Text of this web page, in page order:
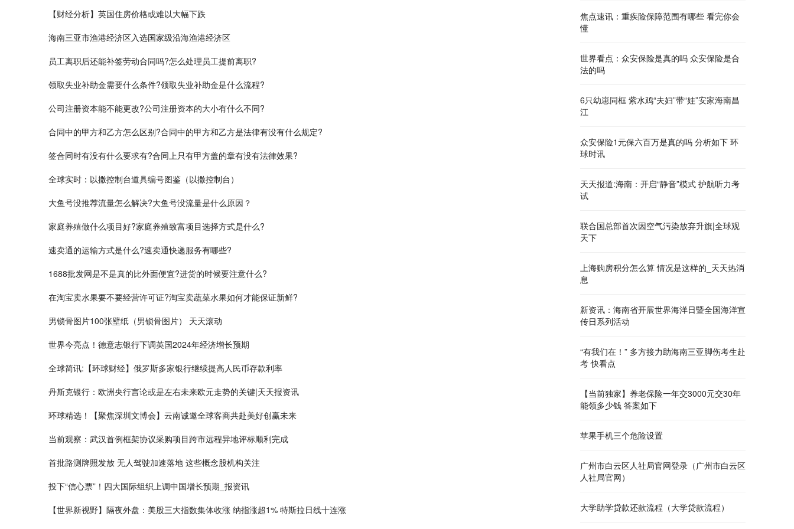
【财经分析】英国住房价格或难以大幅下跌
海南三亚市渔港经济区入选国家级沿海渔港经济区
员工离职后还能补签劳动合同吗?怎么处理员工提前离职?
领取失业补助金需要什么条件?领取失业补助金是什么流程?
公司注册资本能不能更改?公司注册资本的大小有什么不同?
合同中的甲方和乙方怎么区别?合同中的甲方和乙方是法律有没有什么规定?
签合同时有没有什么要求有?合同上只有甲方盖的章有没有法律效果?
全球实时：以撒控制台道具编号图鉴（以撒控制台）
大鱼号没推荐流量怎么解决?大鱼号没流量是什么原因？
家庭养殖做什么项目好?家庭养殖致富项目选择方式是什么?
速卖通的运输方式是什么?速卖通快递服务有哪些?
1688批发网是不是真的比外面便宜?进货的时候要注意什么?
在淘宝卖水果要不要经营许可证?淘宝卖蔬菜水果如何才能保证新鲜?
男锁骨图片100张壁纸（男锁骨图片） 天天滚动
世界今亮点！德意志银行下调英国2024年经济增长预期
全球简讯:【环球财经】俄罗斯多家银行继续提高人民币存款利率
丹斯克银行：欧洲央行言论或是左右未来欧元走势的关键|天天报资讯
环球精选！【聚焦深圳文博会】云南诚邀全球客商共赴美好创赢未来
当前观察：武汉首例框架协议采购项目跨市远程异地评标顺利完成
首批路测牌照发放 无人驾驶加速落地 这些概念股机构关注
投下“信心票”！四大国际组织上调中国增长预期_报资讯
【世界新视野】隔夜外盘：美股三大指数集体收涨 纳指涨超1% 特斯拉日线十连涨
焦点速讯：重疾险保障范围有哪些 看完你会
懂
世界看点：众安保险是真的吗 众安保险是合
法的吗
6只幼崽同框 紫水鸡“夫妇”带“娃”安家海南昌
江
众安保险1元保六百万是真的吗 分析如下 环
球时讯
天天报道:海南：开启“静音”模式 护航听力考
试
联合国总部首次因空气污染放弃升旗|全球观
天下
上海购房积分怎么算 情况是这样的_天天热消
息
新资讯：海南省开展世界海洋日暨全国海洋宣
传日系列活动
“有我们在！” 多方接力助海南三亚脚伤考生赴
考 快看点
【当前独家】养老保险一年交3000元交30年
能领多少钱 答案如下
苹果手机三个危险设置
广州市白云区人社局官网登录（广州市白云区
人社局官网）
大学助学贷款还款流程（大学贷款流程）